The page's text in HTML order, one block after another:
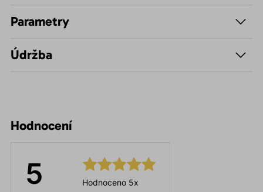
Parametry
Údržba
Hodnocení
5 Hodnoceno 5x